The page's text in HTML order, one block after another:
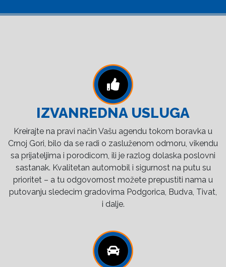
IZVANREDNA USLUGA
Kreirajte na pravi način Vašu agendu tokom boravka u
Crnoj Gori, bilo da se radi o zasluženom odmoru, vikendu
sa prijateljima i porodicom, ili je razlog dolaska poslovni
sastanak. Kvalitetan automobil i sigurnost na putu su
prioritet – a tu odgovornost možete prepustiti nama u
putovanju sledecim gradovima Podgorica, Budva, Tivat,
i dalje.